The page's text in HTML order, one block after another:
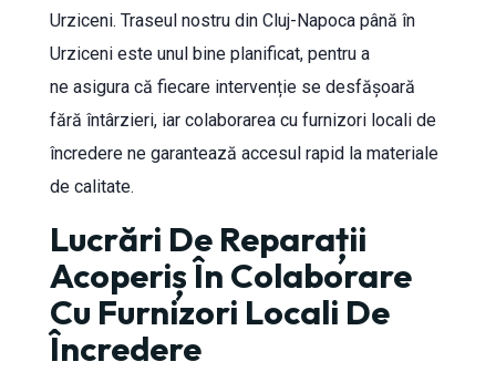
Urziceni. Traseul nostru din Cluj-Napoca până în
Urziceni este unul bine planificat, pentru a
ne asigura că fiecare intervenție se desfășoară
fără întârzieri, iar colaborarea cu furnizori locali de
încredere ne garantează accesul rapid la materiale
de calitate.
Lucrări De Reparații
Acoperiș În Colaborare
Cu Furnizori Locali De
Încredere